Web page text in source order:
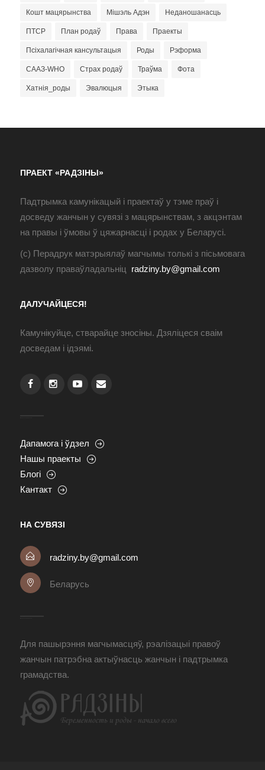
Кошт мацярынства Мішэль Адэн Неданошанасць
ПТСР План родаў Права Праекты
Псіхалагічная кансультацыя Роды Рэформа
СААЗ-WHO Страх родаў Траўма Фота
Хатнія_роды Эвалюцыя Этыка
ПРАЕКТ «РАДЗІНЫ»
Падтрымка камунікацый і праектаў у тэме праў і
досведу жанчын у сувязі з мацярынствам, з акцэнтам
на правы і ўмовы ў цяжарнасці і родах у Беларусі.
(с) Перадрук матэрыялаў магчымы толькі з пісьмовага
дазволу праваўладальніц radziny.by@gmail.com
ДАЛУЧАЙЦЕСЯ!
Камунікуйце, стварайце зносіны. Дзяліцеся сваім
досведам і ідэямі.
Дапамога і ўдзел
Нашы праекты
Блогі
Кантакт
НА СУВЯЗІ
radziny.by@gmail.com
Беларусь
Для пашырэння магчымасцяў, рэалізацыі правоў
жанчын патрэбна актыўнасць жанчын і падтрымка
грамадства.